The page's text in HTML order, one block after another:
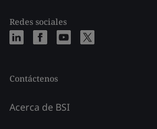
Redes sociales
Contáctenos
Acerca de BSI